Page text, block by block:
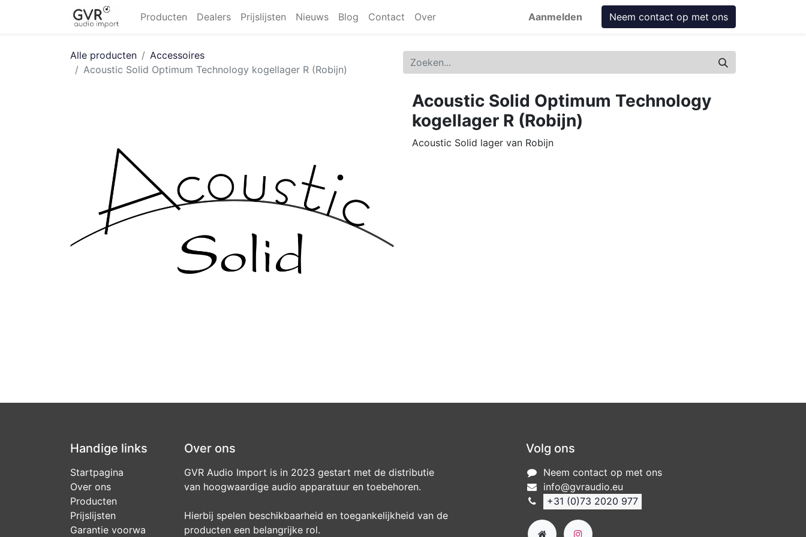
Producten Dealers Prijslijsten Nieuws Blog Contact Over Aanmelden Neem contact op met ons
Alle producten
Accessoires
Acoustic Solid Optimum Technology kogellager R (Robijn)
Acoustic Solid Optimum Technology
kogellager R (Robijn)
Acoustic Solid lager van Robijn
Handige links
Startpagina
Over ons
Producten
Prijslijsten
Garantie voorwa​
Over ons
GVR Audio Import is in 2023 gestart met de distributie
van hoogwaardige audio apparatuur en toebehoren.
Hierbij spelen beschikbaarheid en toegankelijkheid van de
producten een belangrijke rol.
Volg ons
Neem contact op met ons
info@gvraudio.eu
+31 (0)73 2020 977